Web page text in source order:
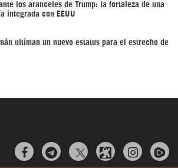
los aranceles de Trump: la fortaleza de una
integrada con EEUU
ultiman un nuevo estatus para el estrecho de
  